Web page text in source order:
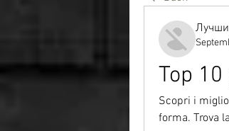
Top
Scopri i
forma. Trova